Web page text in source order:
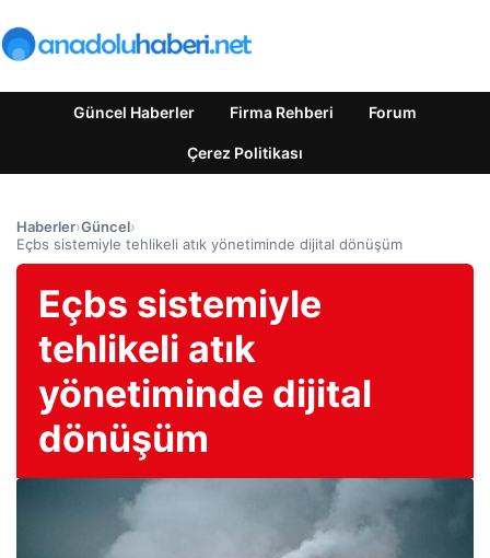
Güncel Haberler Firma Rehberi Forum
Çerez Politikası
Haberler›Güncel›
Eçbs sistemiyle tehlikeli atık yönetiminde dijital dönüşüm
Eçbs sistemiyle
tehlikeli atık
yönetiminde dijital
dönüşüm